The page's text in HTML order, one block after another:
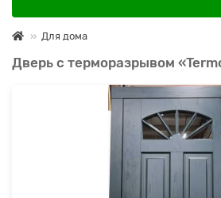
Для дома
Дверь с терморазрывом